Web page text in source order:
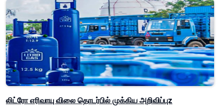
லிட்ரோ எரிவாயு விலை தொடர்பில் முக்கிய அறிவிப்புz